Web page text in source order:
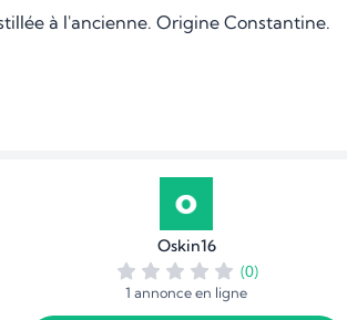
à l'ancienne. Origine Constantine.
Oskin16
(0)
1 annonce en ligne